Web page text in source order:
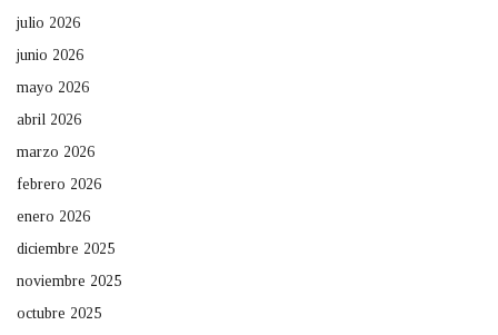
julio 2026
junio 2026
mayo 2026
abril 2026
marzo 2026
febrero 2026
enero 2026
diciembre 2025
noviembre 2025
octubre 2025